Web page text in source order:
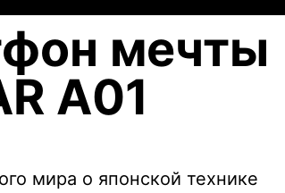
мечты
A01
мира о японской технике